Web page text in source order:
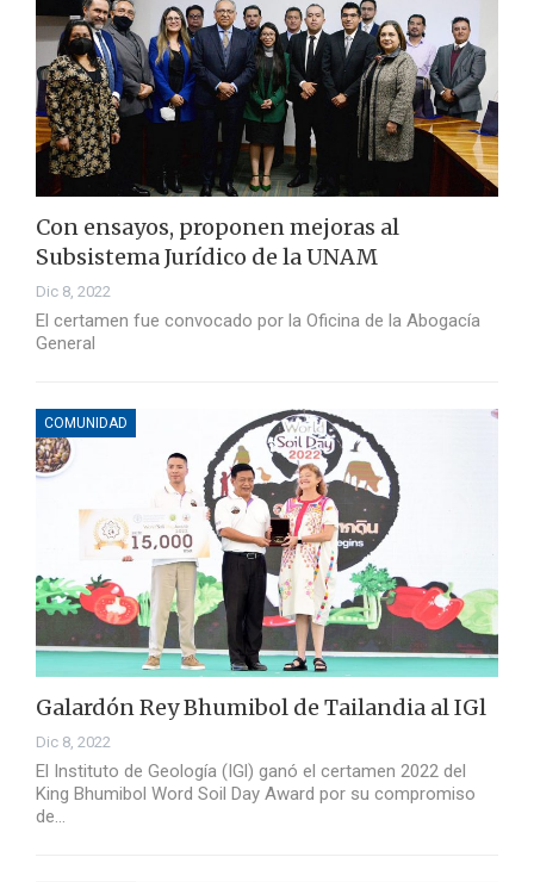
Con ensayos, proponen mejoras al
Subsistema Jurídico de la UNAM
Dic 8, 2022
El certamen fue convocado por la Oficina de la Abogacía
General
COMUNIDAD
Galardón Rey Bhumibol de Tailandia al IGl
Dic 8, 2022
El Instituto de Geología (IGl) ganó el certamen 2022 del
King Bhumibol Word Soil Day Award por su compromiso
de…